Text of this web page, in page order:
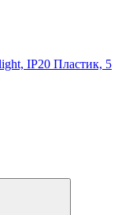
IP20 Пластик, 5